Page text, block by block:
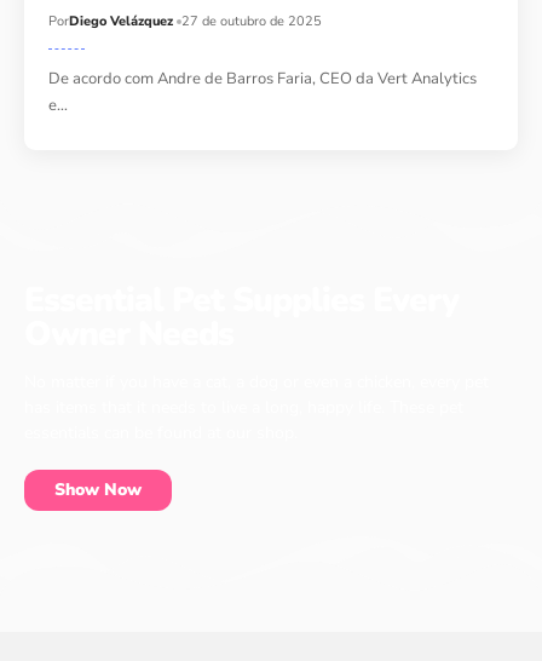
PorDiego Velázquez 27 de outubro de 2025
De acordo com Andre de Barros Faria, CEO da Vert Analytics
e…
Show Now